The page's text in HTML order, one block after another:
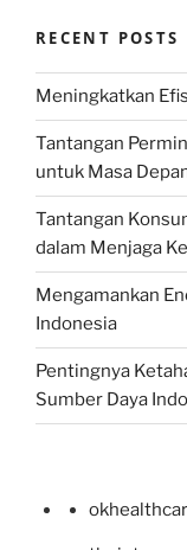
RECENT POSTS
Meningkatkan
Tantangan
untuk Masa
Tantangan
dalam Menjaga
Mengamankan
Indonesia
Pentingnya
Sumber Daya